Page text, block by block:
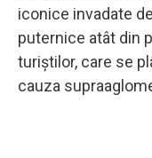
iconice invadate
puternice atât din
turiștilor, care se
cauza